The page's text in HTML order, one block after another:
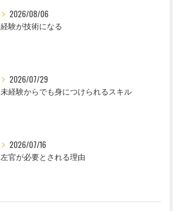
2026/08/06
経験が技術になる
2026/07/29
未経験からでも身につけられるスキル
2026/07/16
左官が必要とされる理由